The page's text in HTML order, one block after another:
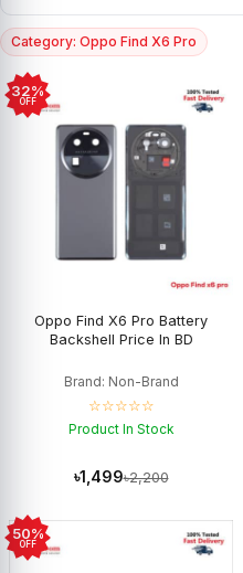
Category: Oppo Find X6 Pro
32%
OFF
Oppo Find X6 Pro Battery
Backshell Price In BD
Brand: Non-Brand
☆☆☆☆☆
Product In Stock
৳1,499৳2,200
50%
OFF